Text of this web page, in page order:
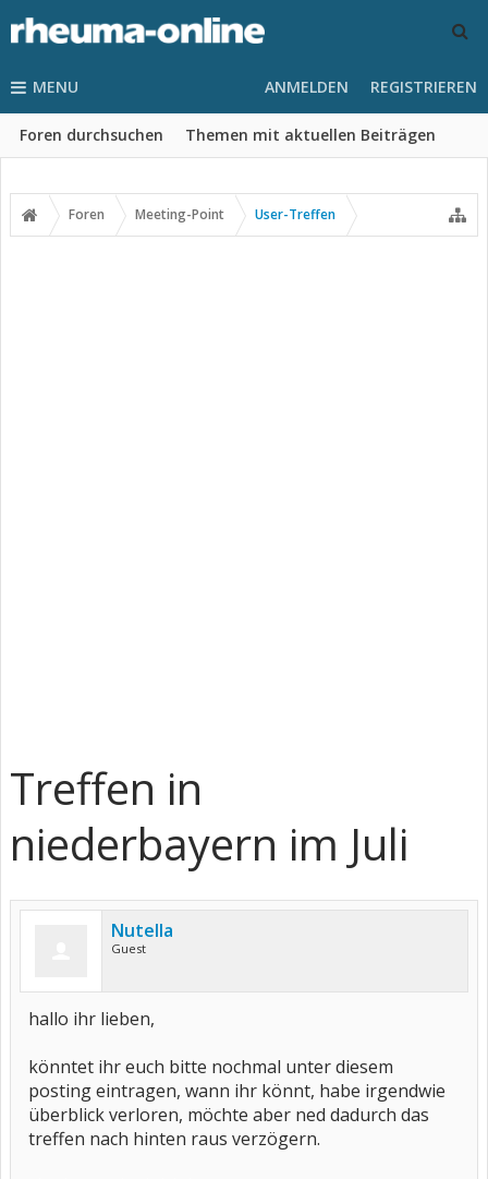
MENU
Foren durchsuchen Themen mit aktuellen Beiträgen
ANMELDEN REGISTRIEREN
Foren Meeting-Point User-Treffen
Treffen in
niederbayern im Juli
Nutella
Guest
hallo ihr lieben,
könntet ihr euch bitte nochmal unter diesem
posting eintragen, wann ihr könnt, habe irgendwie
überblick verloren, möchte aber ned dadurch das
treffen nach hinten raus verzögern.